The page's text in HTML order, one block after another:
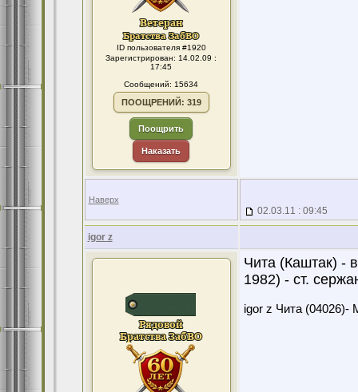
ID пользователя #1920
Зарегистрирован: 14.02.09 :
17:45
Сообщений: 15634
ПООЩРЕНИЙ: 319
Поощрить
Наказать
Наверх
02.03.11 : 09:45
igor z
Чита (Каштак) -
1982) - ст.
igor z Чита (04026)-